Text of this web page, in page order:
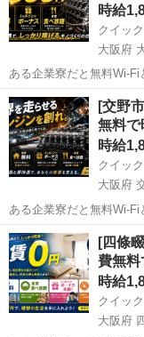
時給
クイッ
大阪府
ある企業寮だと無料Wi-Fi
ちゃいま…
大阪 大阪狭山市
[交野
無料
時給
クイッ
大阪府
ある企業寮だと無料Wi-Fi
ちゃいま…
大阪 交野市 工場
[四條
費無
時給
クイッ
大阪府